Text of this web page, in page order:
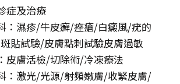
症及治療
：濕疹/牛皮癬/痤瘡/白癜風/疣的
貼試驗/皮膚點刺試驗皮膚過敏
皮膚活檢/切除術/冷凍療法
：激光/光源/射頻嫩膚/收緊皮膚/